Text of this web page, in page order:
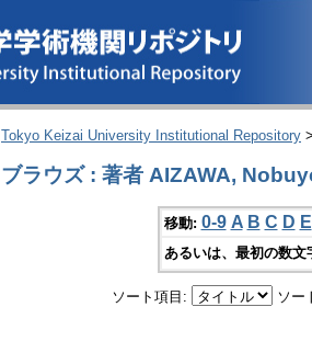
Tokyo Keizai University Institutional Repository
ブラウズ : 著者 AIZAWA,
移動: 0-9 A B C D E
あるいは、最初の数
ソート項目: ソー